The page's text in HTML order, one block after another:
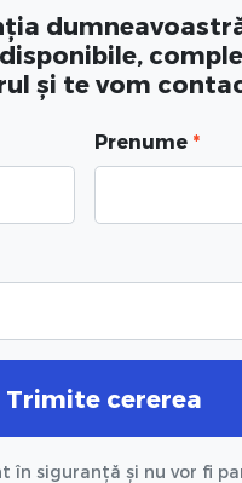
și te vom
Prenume *
Trimite cererea
în siguranță și nu vor fi